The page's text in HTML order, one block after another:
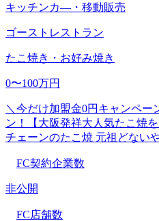
キッチンカ―・移動販売
ゴーストレストラン
たこ焼き・お好み焼き
0〜100万円
＼今だけ加盟金0円キャンペー
ン！【大阪発祥大人気たこ焼
チェーンのたこ焼 元祖どない
FC契約企業数
非公開
FC店舗数